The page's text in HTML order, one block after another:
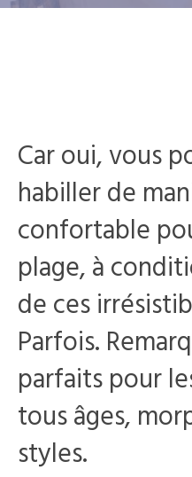
Car oui, vous
habiller de
confortable
plage, à
de ces
Parfois.
parfaits pour
tous âges,
styles.